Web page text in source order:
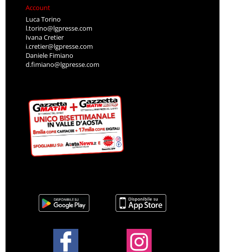
Account
Luca Torino
l.torino@lgpresse.com
Ivana Cretier
i.cretier@lgpresse.com
Daniele Fimiano
d.fimiano@lgpresse.com